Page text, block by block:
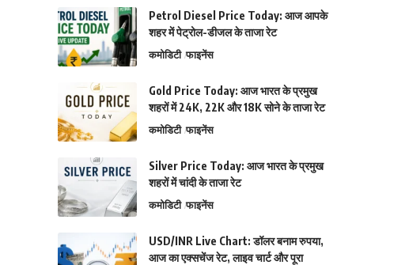
Petrol Diesel Price Today: आज आपके
शहर में पेट्रोल-डीजल के ताजा रेट
कमोडिटी फाइनेंस
Gold Price Today: आज भारत के प्रमुख
शहरों में 24K, 22K और 18K सोने के ताजा रेट
कमोडिटी फाइनेंस
Silver Price Today: आज भारत के प्रमुख
शहरों में चांदी के ताजा रेट
कमोडिटी फाइनेंस
USD/INR Live Chart: डॉलर बनाम रुपया,
आज का एक्सचेंज रेट, लाइव चार्ट और पूरा